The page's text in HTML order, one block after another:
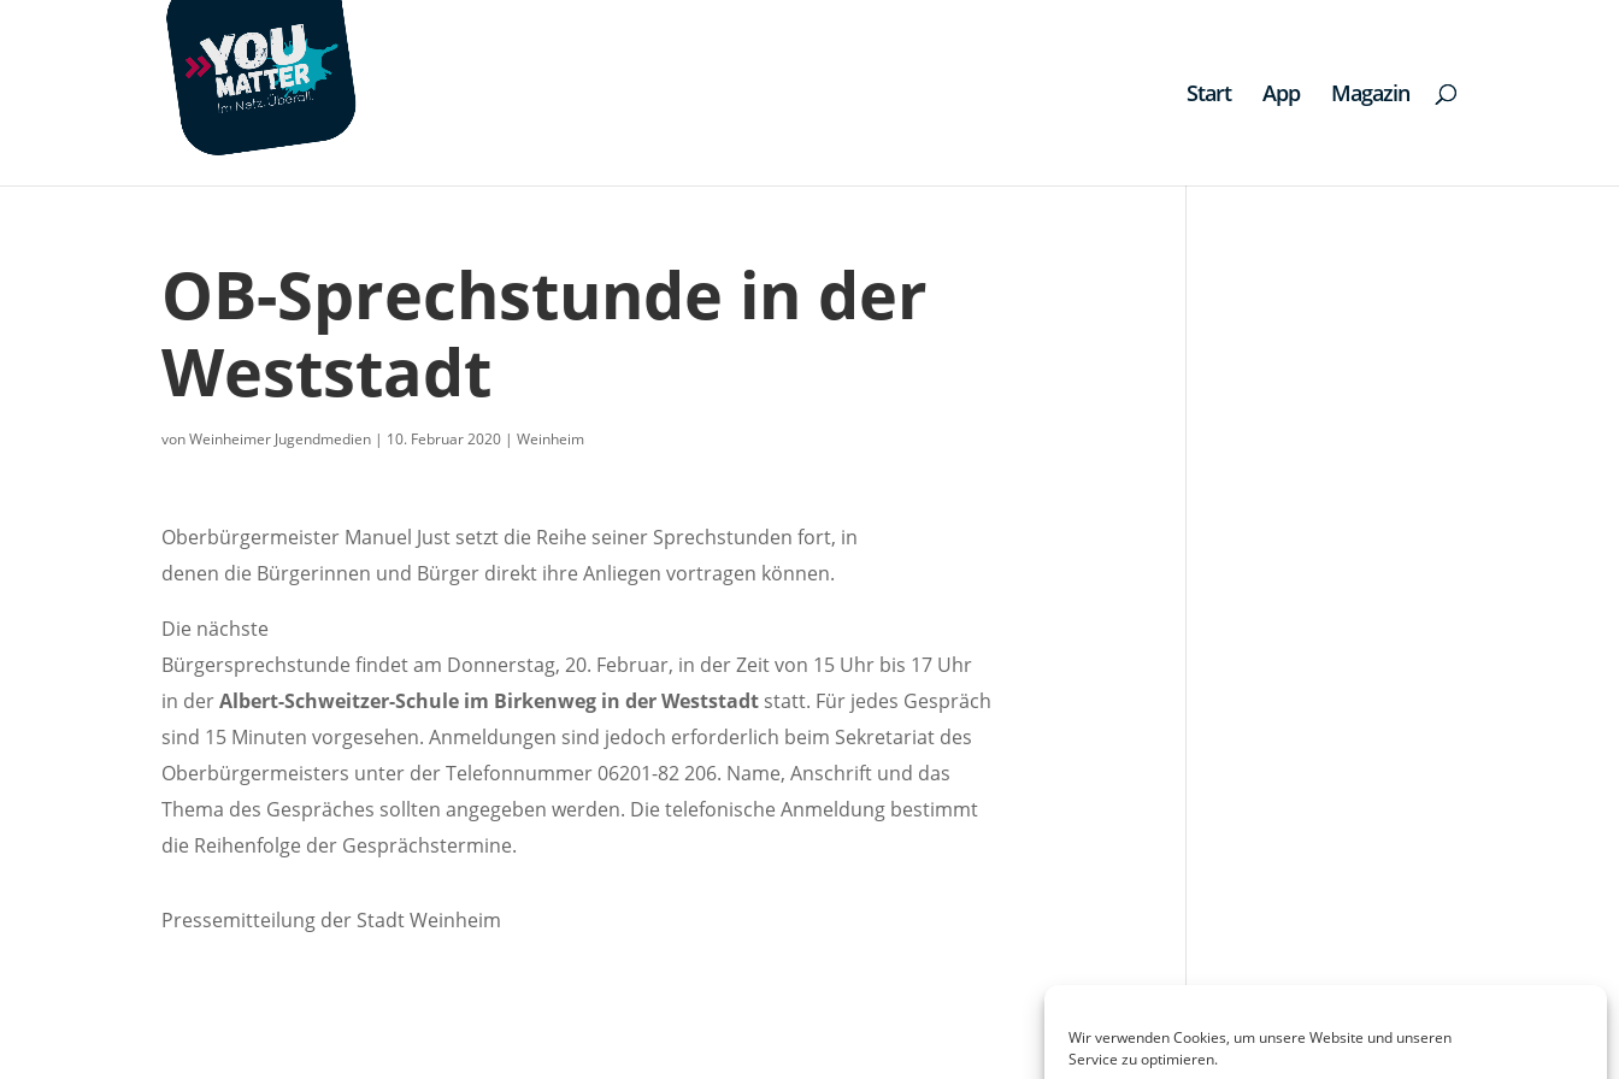
Wir verwenden Cookies, um unsere Website und unseren
Service zu optimieren.
Start App Magazin
OB-Sprechstunde in der
Weststadt
vonWeinheimer Jugendmedien | 10. Februar 2020 |Weinheim
Oberbürgermeister Manuel Just setzt die Reihe seiner Sprechstunden fort, in
denen die Bürgerinnen und Bürger direkt ihre Anliegen vortragen können.
Die nächste
Bürgersprechstunde findet am Donnerstag, 20. Februar, in der Zeit von 15 Uhr bis 17 Uhr
in derAlbert-Schweitzer-Schule im Birkenweg in der Weststadt statt. Für jedes Gespräch
sind 15 Minuten vorgesehen. Anmeldungen sind jedoch erforderlich beim Sekretariat des
Oberbürgermeisters unter der Telefonnummer 06201-82 206. Name, Anschrift und das
Thema des Gespräches sollten angegeben werden. Die telefonische Anmeldung bestimmt
die Reihenfolge der Gesprächstermine.
Pressemitteilung der Stadt Weinheim